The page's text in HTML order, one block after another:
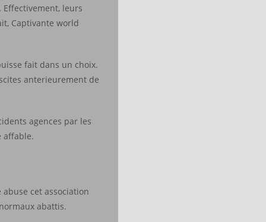
leurs
Captivante world
fait dans un choix.
anterieurement de
agences par les
affable.
cet association
abattis.